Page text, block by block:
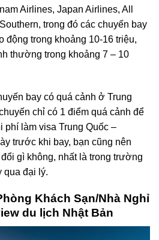
Airlines, Japan Airlines, All
trong đó các chuyến bay
động trong khoảng 10-16 triệu,
thường trong khoảng 7 – 10
bay có quá cảnh ở Trung
chỉ có 1 điểm quá cảnh để
phí làm visa Trung Quốc –
trước khi bay, bạn cũng nên
gì không, nhất là trong trường
qua đại lý.
Khách Sạn/Nhà Nghỉ
du lịch Nhật Bản